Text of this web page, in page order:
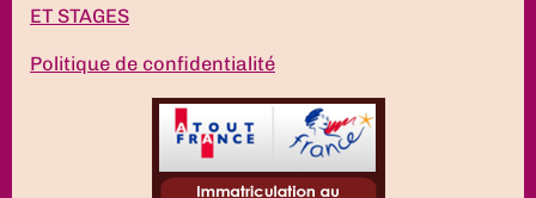
ET STAGES
Politique de confidentialité